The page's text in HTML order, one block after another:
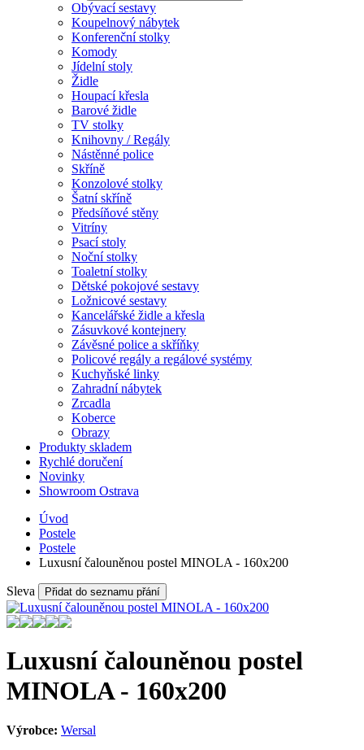
Obývací sestavy
Koupelnový nábytek
Konferenční stolky
Komody
Jídelní stoly
Židle
Houpací křesla
Barové židle
TV stolky
Knihovny / Regály
Nástěnné police
Skříně
Konzolové stolky
Šatní skříně
Předsíňové stěny
Vitríny
Psací stoly
Noční stolky
Toaletní stolky
Dětské pokojové sestavy
Ložnicové sestavy
Kancelářské židle a křesla
Zásuvkové kontejnery
Závěsné police a skříňky
Policové regály a regálové systémy
Kuchyňské linky
Zahradní nábytek
Zrcadla
Koberce
Obrazy
Produkty skladem
Rychlé doručení
Novinky
Showroom Ostrava
Úvod
Postele
Postele
Luxusní čalouněnou postel MINOLA - 160x200
Sleva Přidat do seznamu přání
Luxusní čalouněnou postel
MINOLA - 160x200
Výrobce: Wersal